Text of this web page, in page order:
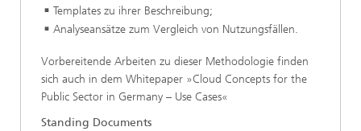
Templates zu ihrer Beschreibung;
Analyseansätze zum Vergleich von Nutzungsfällen.
Vorbereitende Arbeiten zu dieser Methodologie finden
sich auch in dem Whitepaper »Cloud Concepts for the
Public Sector in Germany – Use Cases«
Standing Documents